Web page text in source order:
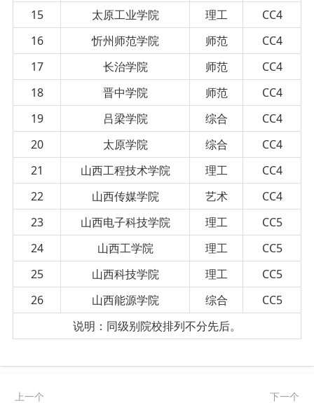
15
太原工业学院 理工
CC4
16
忻州师范学院 师范
CC4
17
长治学院 师范
CC4
18
晋中学院 师范
CC4
19
吕梁学院 综合
CC4
20
太原学院 综合
CC4
21
山西工程技术学院 理工
CC4
22
山西传媒学院 艺术
CC4
23
山西电子科技学院 理工
CC5
24
山西工学院 理工
CC5
25
山西科技学院 理工
CC5
26
山西能源学院 综合
CC5
说明：同级别院校排列不分先后。
上一个 下一个